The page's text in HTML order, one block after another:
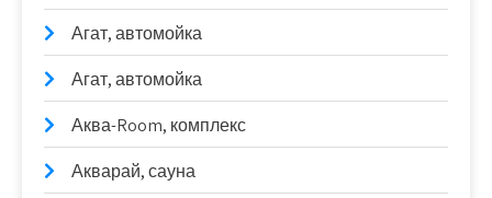
Агат, автомойка
Агат, автомойка
Аква-Room, комплекс
Акварай, сауна